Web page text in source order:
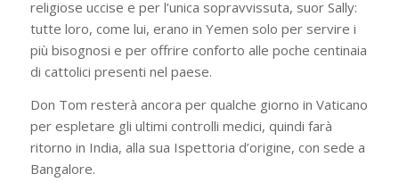
religiose uccise e per l’unica sopravvissuta, suor Sally:
tutte loro, come lui, erano in Yemen solo per servire i
più bisognosi e per offrire conforto alle poche centinaia
di cattolici presenti nel paese.
Don Tom resterà ancora per qualche giorno in Vaticano
per espletare gli ultimi controlli medici, quindi farà
ritorno in India, alla sua Ispettoria d’origine, con sede a
Bangalore.